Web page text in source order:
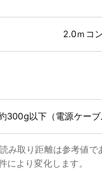
2.0ｍコ
300g以下（電源ケーブ
取り距離は参考値で
により変化します。